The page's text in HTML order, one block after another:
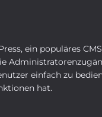
ein populäres
einfach zu
hat.